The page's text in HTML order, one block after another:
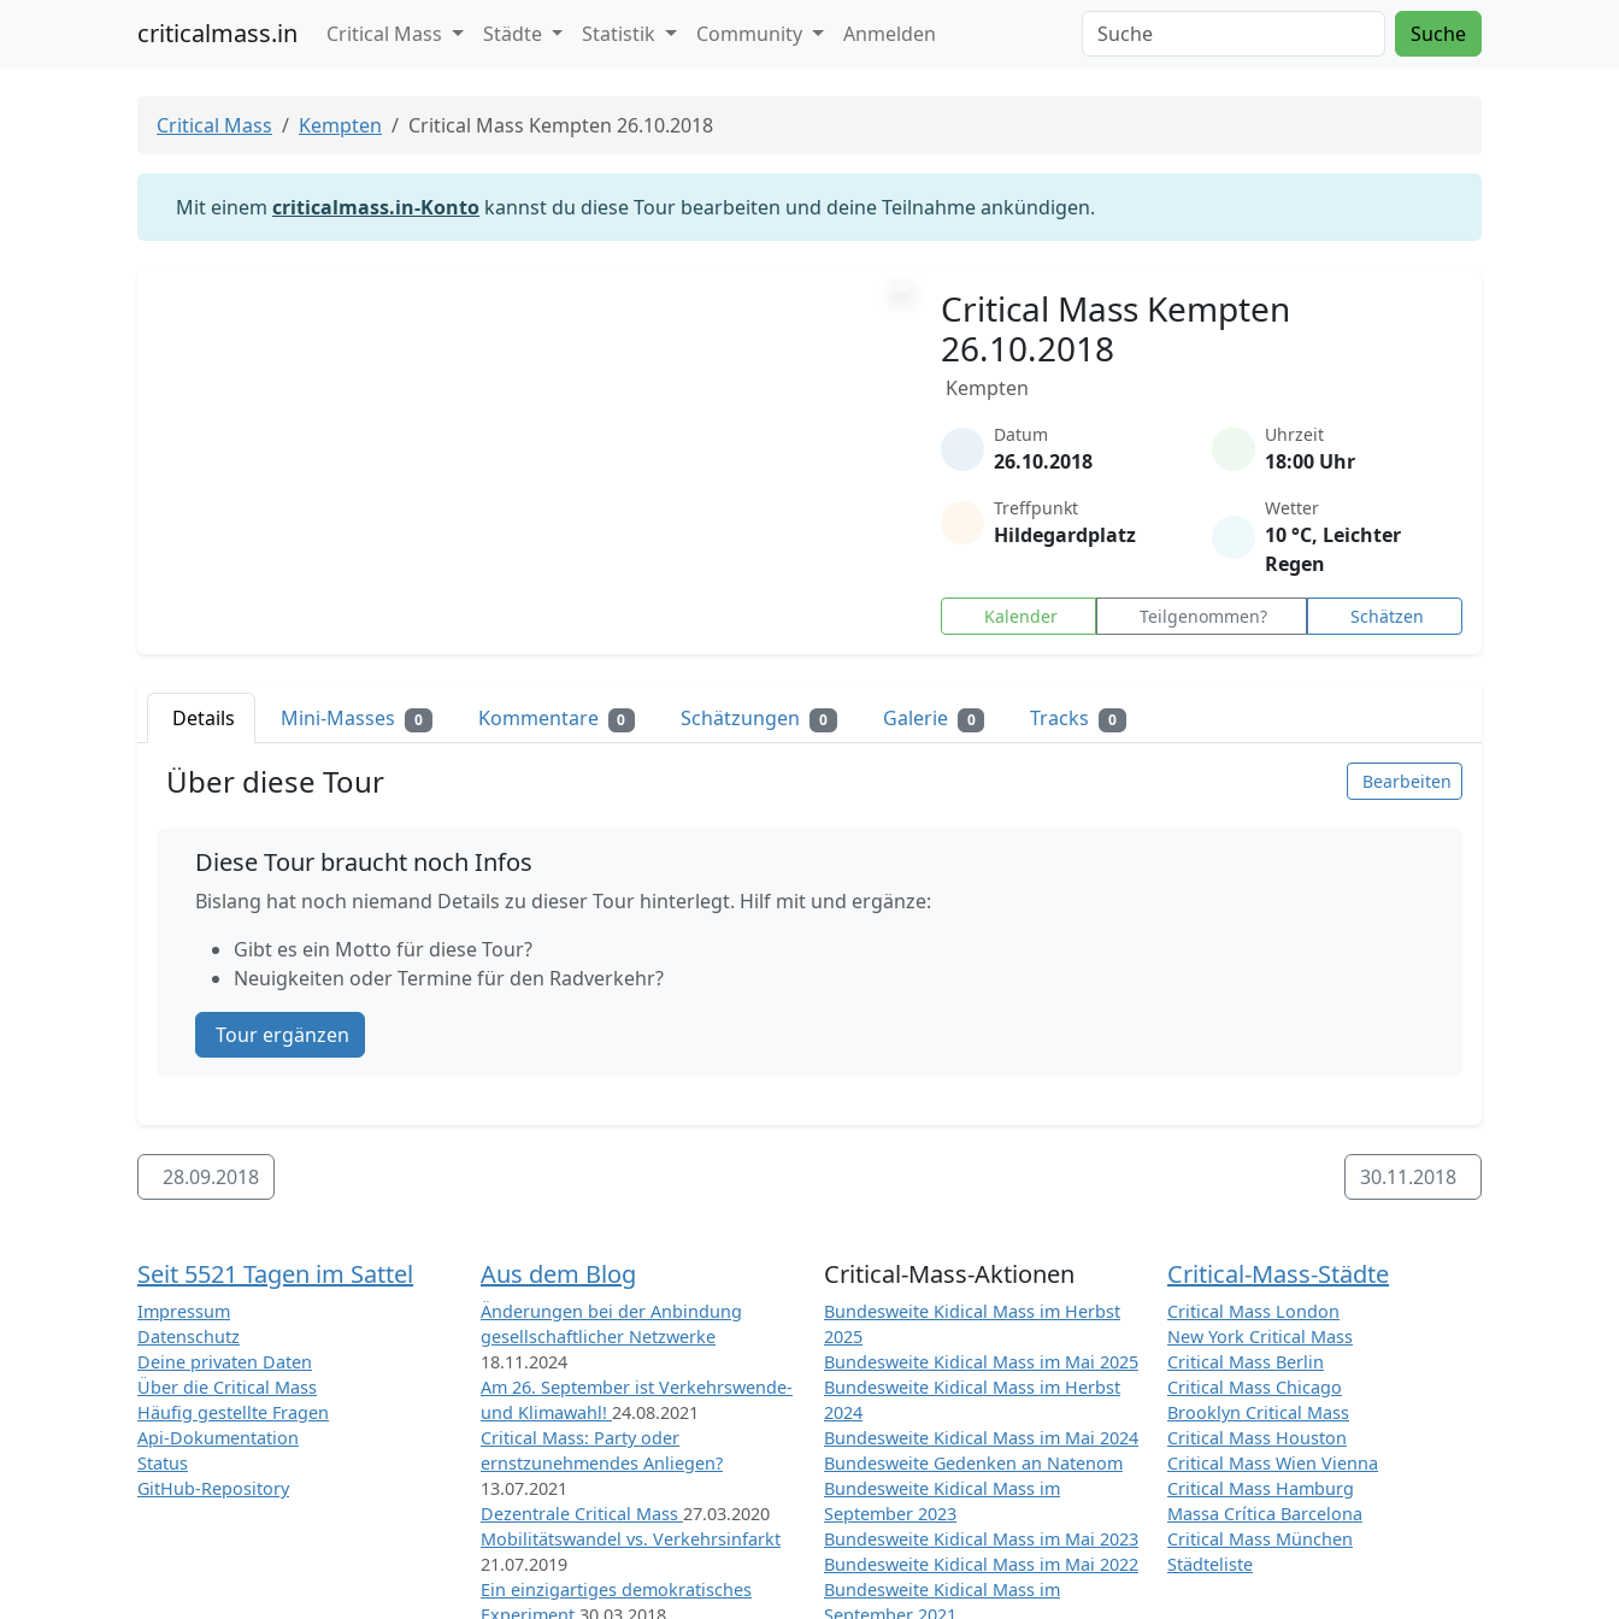
criticalmass.in Critical Mass Städte Statistik Community Anmelden Suche
Critical Mass Kempten Critical Mass Kempten 26.10.2018
Mit einem criticalmass.in-Konto kannst du diese Tour bearbeiten und deine Teilnahme ankündigen.
Critical Mass Kempten
26.10.2018
Kempten
Datum
26.10.2018
Uhrzeit
18:00 Uhr
Treffpunkt
Hildegardplatz
Wetter
10 °C, Leichter
Regen
Kalender Teilgenommen? Schätzen
Details Mini-Masses 0 Kommentare 0 Schätzungen 0 Galerie 0 Tracks 0
Über diese Tour Bearbeiten
Diese Tour braucht noch Infos
Bislang hat noch niemand Details zu dieser Tour hinterlegt. Hilf mit und ergänze:
Gibt es ein Motto für diese Tour?
Neuigkeiten oder Termine für den Radverkehr?
Tour ergänzen
28.09.2018 30.11.2018
Seit 5521 Tagen im Sattel
Impressum
Datenschutz
Deine privaten Daten
Über die Critical Mass
Häufig gestellte Fragen
Api-Dokumentation
Status
GitHub-Repository
Aus dem Blog
Änderungen bei der Anbindung
gesellschaftlicher Netzwerke
18.11.2024
Am 26. September ist Verkehrswende-
und Klimawahl! 24.08.2021
Critical Mass: Party oder
ernstzunehmendes Anliegen?
13.07.2021
Dezentrale Critical Mass 27.03.2020
Mobilitätswandel vs. Verkehrsinfarkt
21.07.2019
Ein einzigartiges demokratisches
Critical-Mass-Aktionen
Bundesweite Kidical Mass im Herbst
2025
Bundesweite Kidical Mass im Mai 2025
Bundesweite Kidical Mass im Herbst
2024
Bundesweite Kidical Mass im Mai 2024
Bundesweite Gedenken an Natenom
Bundesweite Kidical Mass im
September 2023
Bundesweite Kidical Mass im Mai 2023
Bundesweite Kidical Mass im Mai 2022
Bundesweite Kidical Mass im
Critical-Mass-Städte
Critical Mass London
New York Critical Mass
Critical Mass Berlin
Critical Mass Chicago
Brooklyn Critical Mass
Critical Mass Houston
Critical Mass Wien Vienna
Critical Mass Hamburg
Massa Crítica Barcelona
Critical Mass München
Städteliste